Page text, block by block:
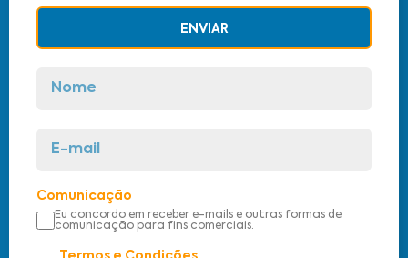
Comunicação
Eu concordo em receber e-mails e outras formas de
comunicação para fins comerciais.
ENVIAR